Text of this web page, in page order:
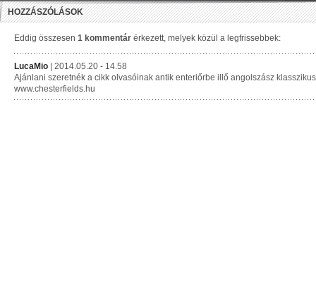
HOZZÁSZÓLÁSOK
Eddig összesen 1 kommentár érkezett, melyek közül a legfrissebbek:
LucaMio | 2014.05.20 - 14.58
Ajánlani szeretnék a cikk olvasóinak antik enteriőrbe illő angolszász
www.chesterfields.hu